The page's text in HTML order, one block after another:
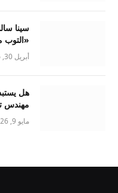
سينا
«التوب
أبريل 30, 2026
هل
مهندس
مايو 9, 2026